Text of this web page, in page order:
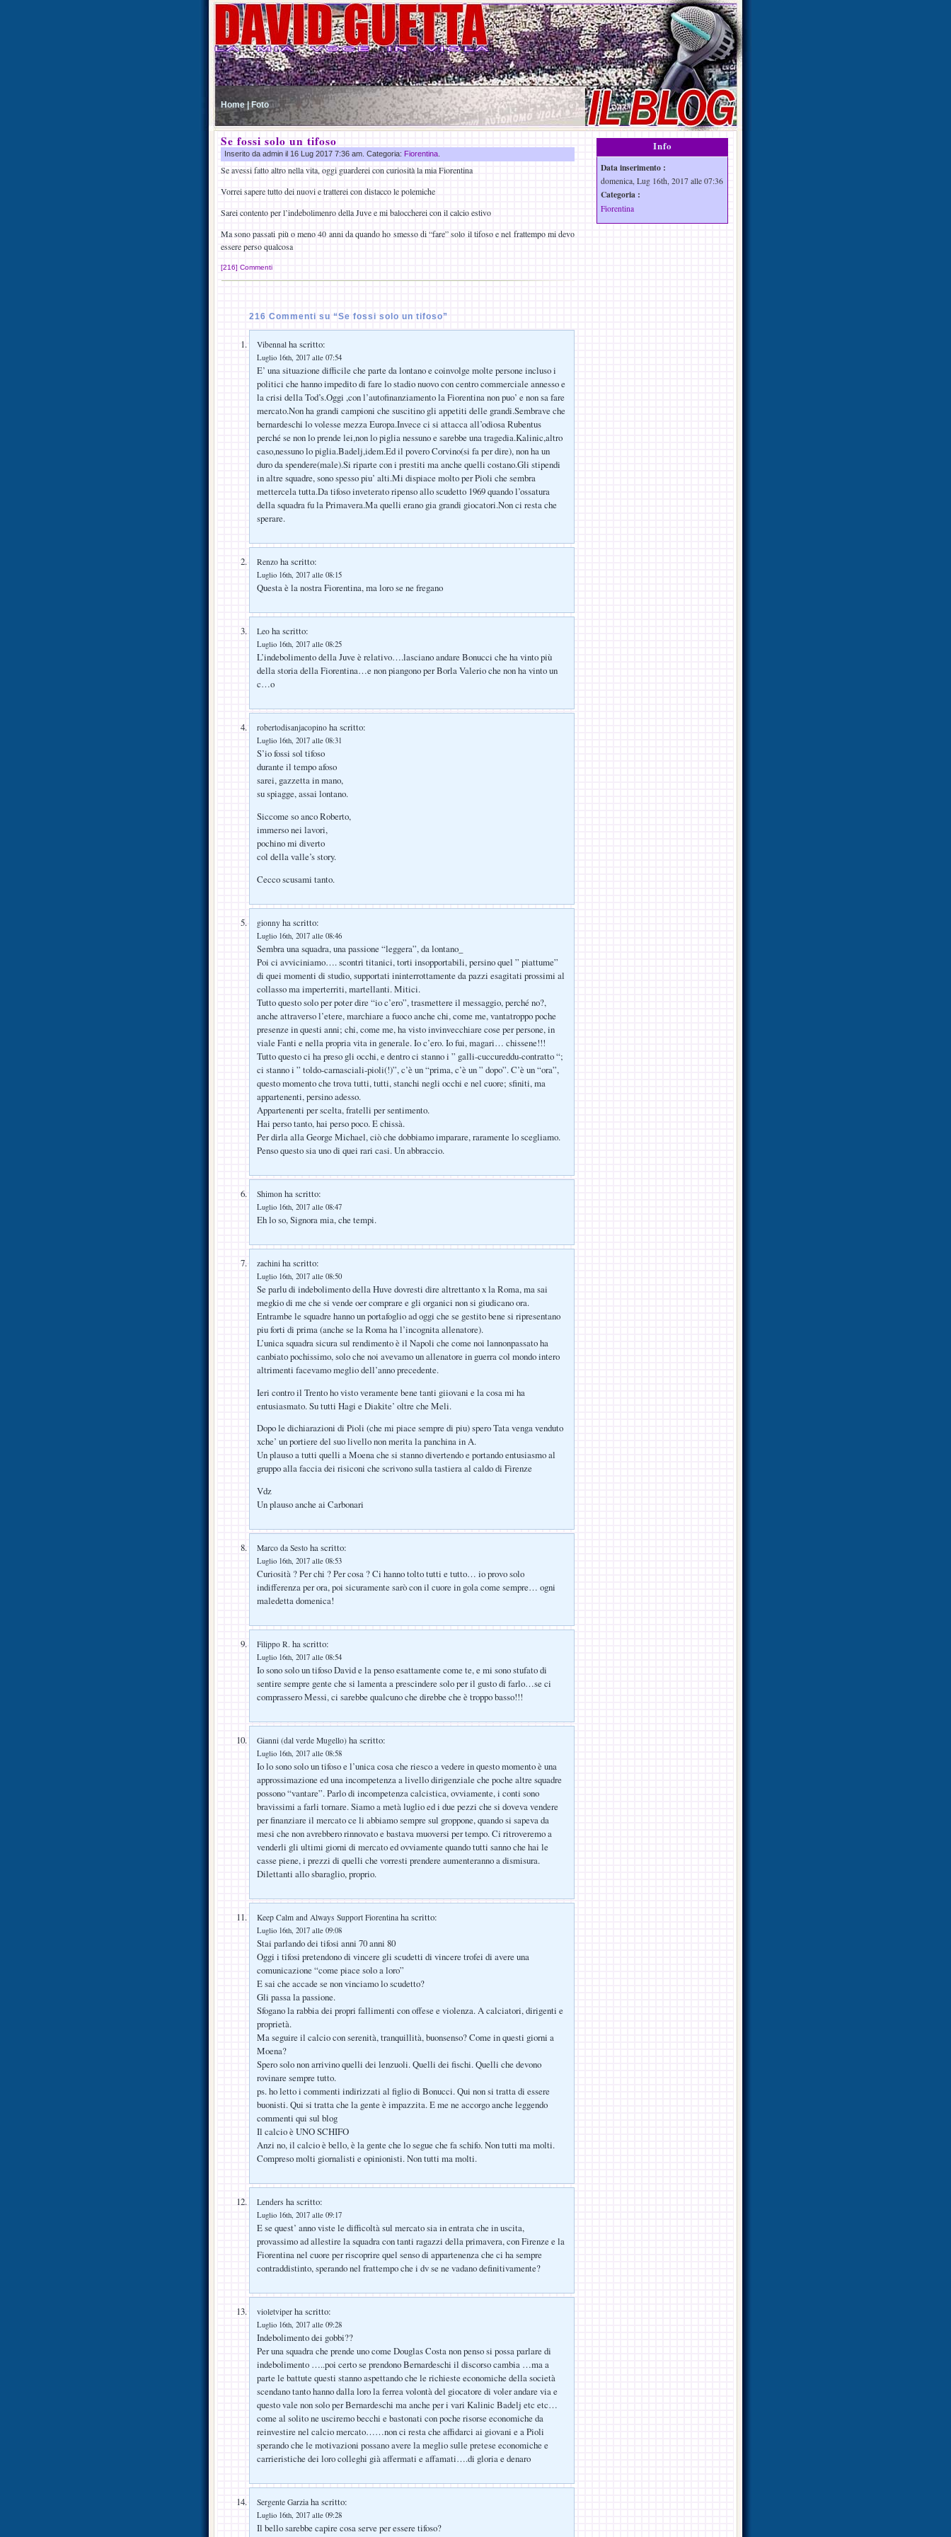
Home | Foto
Se fossi solo un tifoso
Inserito da admin il 16 Lug 2017 7:36 am. Categoria: Fiorentina
Se avessi fatto altro nella vita, oggi guarderei con curiosità la mia Fiorentina
Vorrei sapere tutto dei nuovi e tratterei con distacco le polemiche
Sarei contento per l’indebolimenro della Juve e mi baloccherei con il calcio estivo
Ma sono passati più o meno 40 anni da quando ho smesso di “fare” solo il tifoso e nel frattempo mi devo
essere perso qualcosa
[216] Commenti
216 Commenti su “Se fossi solo un tifoso”
Vibennal ha scritto:
Luglio 16th, 2017 alle 07:54
E’ una situazione difficile che parte da lontano e coinvolge molte persone incluso i
politici che hanno impedito di fare lo stadio nuovo con centro commerciale annesso e
la crisi della Tod’s.Oggi ,con l’autofinanziamento la Fiorentina non puo’ e non sa fare
mercato.Non ha grandi campioni che suscitino gli appetiti delle grandi.Sembrave che
bernardeschi lo volesse mezza Europa.Invece ci si attacca all’odiosa Rubentus
perché se non lo prende lei,non lo piglia nessuno e sarebbe una tragedia.Kalinic,altro
caso,nessuno lo piglia.Badelj,idem.Ed il povero Corvino(si fa per dire), non ha un
duro da spendere(male).Si riparte con i prestiti ma anche quelli costano.Gli stipendi
in altre squadre, sono spesso piu’ alti.Mi dispiace molto per Pioli che sembra
mettercela tutta.Da tifoso inveterato ripenso allo scudetto 1969 quando l’ossatura
della squadra fu la Primavera.Ma quelli erano gia grandi giocatori.Non ci resta che
sperare.
Renzo ha scritto:
Luglio 16th, 2017 alle 08:15
Questa è la nostra Fiorentina, ma loro se ne fregano
Leo ha scritto:
Luglio 16th, 2017 alle 08:25
L’indebolimento della Juve è relativo….lasciano andare Bonucci che ha vinto più
della storia della Fiorentina…e non piangono per Borla Valerio che non ha vinto un
c…o
robertodisanjacopino ha scritto:
Luglio 16th, 2017 alle 08:31
S’io fossi sol tifoso
durante il tempo afoso
sarei, gazzetta in mano,
su spiagge, assai lontano.
Siccome so anco Roberto,
immerso nei lavori,
pochino mi diverto
col della valle’s story.
Cecco scusami tanto.
gionny ha scritto:
Luglio 16th, 2017 alle 08:46
Sembra una squadra, una passione “leggera”, da lontano_
Poi ci avviciniamo…. scontri titanici, torti insopportabili, persino quel ” piattume”
di quei momenti di studio, supportati ininterrottamente da pazzi esagitati prossimi al
collasso ma imperterriti, martellanti. Mitici.
Tutto questo solo per poter dire “io c’ero”, trasmettere il messaggio, perché no?,
anche attraverso l’etere, marchiare a fuoco anche chi, come me, vantatroppo poche
presenze in questi anni; chi, come me, ha visto invinvecchiare cose per persone, in
viale Fanti e nella propria vita in generale. Io c’ero. Io fui, magari… chissene!!!
Tutto questo ci ha preso gli occhi, e dentro ci stanno i ” galli-cuccureddu-contratto “;
ci stanno i ” toldo-carnasciali-pioli(!)”, c’è un “prima, c’è un ” dopo”. C’è un “ora”,
questo momento che trova tutti, tutti, stanchi negli occhi e nel cuore; sfiniti, ma
appartenenti, persino adesso.
Appartenenti per scelta, fratelli per sentimento.
Hai perso tanto, hai perso poco. E chissà.
Per dirla alla George Michael, ciò che dobbiamo imparare, raramente lo scegliamo.
Penso questo sia uno di quei rari casi. Un abbraccio.
Shimon ha scritto:
Luglio 16th, 2017 alle 08:47
Eh lo so, Signora mia, che tempi.
zachini ha scritto:
Luglio 16th, 2017 alle 08:50
Se parlu di indebolimento della Huve dovresti dire altrettanto x la Roma, ma sai
megkio di me che si vende oer comprare e gli organici non si giudicano ora.
Entrambe le squadre hanno un portafoglio ad oggi che se gestito bene si ripresentano
piu forti di prima (anche se la Roma ha l’incognita allenatore).
L’unica squadra sicura sul rendimento è il Napoli che come noi lannonpassato ha
canbiato pochissimo, solo che noi avevamo un allenatore in guerra col mondo intero
altrimenti facevamo meglio dell’anno precedente.
Ieri contro il Trento ho visto veramente bene tanti giiovani e la cosa mi ha
entusiasmato. Su tutti Hagi e Diakite’ oltre che Meli.
Dopo le dichiarazioni di Pioli (che mi piace sempre di piu) spero Tata venga venduto
xche’ un portiere del suo livello non merita la panchina in A.
Un plauso a tutti quelli a Moena che si stanno divertendo e portando entusiasmo al
gruppo alla faccia dei risiconi che scrivono sulla tastiera al caldo di Firenze
Vdz
Un plauso anche ai Carbonari
Marco da Sesto ha scritto:
Luglio 16th, 2017 alle 08:53
Curiosità ? Per chi ? Per cosa ? Ci hanno tolto tutti e tutto… io provo solo
indifferenza per ora, poi sicuramente sarò con il cuore in gola come sempre… ogni
maledetta domenica!
Filippo R. ha scritto:
Luglio 16th, 2017 alle 08:54
Io sono solo un tifoso David e la penso esattamente come te, e mi sono stufato di
sentire sempre gente che si lamenta a prescindere solo per il gusto di farlo…se ci
comprassero Messi, ci sarebbe qualcuno che direbbe che è troppo basso!!!
Gianni (dal verde Mugello) ha scritto:
Luglio 16th, 2017 alle 08:58
Io lo sono solo un tifoso e l’unica cosa che riesco a vedere in questo momento è una
approssimazione ed una incompetenza a livello dirigenziale che poche altre squadre
possono “vantare”. Parlo di incompetenza calcistica, ovviamente, i conti sono
bravissimi a farli tornare. Siamo a metà luglio ed i due pezzi che si doveva vendere
per finanziare il mercato ce li abbiamo sempre sul groppone, quando si sapeva da
mesi che non avrebbero rinnovato e bastava muoversi per tempo. Ci ritroveremo a
venderli gli ultimi giorni di mercato ed ovviamente quando tutti sanno che hai le
casse piene, i prezzi di quelli che vorresti prendere aumenteranno a dismisura.
Dilettanti allo sbaraglio, proprio.
Keep Calm and Always Support Fiorentina ha scritto:
Luglio 16th, 2017 alle 09:08
Stai parlando dei tifosi anni 70 anni 80
Oggi i tifosi pretendono di vincere gli scudetti di vincere trofei di avere una
comunicazione “come piace solo a loro”
E sai che accade se non vinciamo lo scudetto?
Gli passa la passione.
Sfogano la rabbia dei propri fallimenti con offese e violenza. A calciatori, dirigenti e
proprietà.
Ma seguire il calcio con serenità, tranquillità, buonsenso? Come in questi giorni a
Moena?
Spero solo non arrivino quelli dei lenzuoli. Quelli dei fischi. Quelli che devono
rovinare sempre tutto.
ps. ho letto i commenti indirizzati al figlio di Bonucci. Qui non si tratta di essere
buonisti. Qui si tratta che la gente è impazzita. E me ne accorgo anche leggendo
commenti qui sul blog
Il calcio è UNO SCHIFO
Anzi no, il calcio è bello, è la gente che lo segue che fa schifo. Non tutti ma molti.
Compreso molti giornalisti e opinionisti. Non tutti ma molti.
Lenders ha scritto:
Luglio 16th, 2017 alle 09:17
E se quest’ anno viste le difficoltà sul mercato sia in entrata che in uscita,
provassimo ad allestire la squadra con tanti ragazzi della primavera, con Firenze e la
Fiorentina nel cuore per riscoprire quel senso di appartenenza che ci ha sempre
contraddistinto, sperando nel frattempo che i dv se ne vadano definitivamente?
violetviper ha scritto:
Luglio 16th, 2017 alle 09:28
Indebolimento dei gobbi??
Per una squadra che prende uno come Douglas Costa non penso si possa parlare di
indebolimento …..poi certo se prendono Bernardeschi il discorso cambia …ma a
parte le battute questi stanno aspettando che le richieste economiche della società
scendano tanto hanno dalla loro la ferrea volontà del giocatore di voler andare via e
questo vale non solo per Bernardeschi ma anche per i vari Kalinic Badelj etc etc…
come al solito ne usciremo becchi e bastonati con poche risorse economiche da
reinvestire nel calcio mercato……non ci resta che affidarci ai giovani e a Pioli
sperando che le motivazioni possano avere la meglio sulle pretese economiche e
carrieristiche dei loro colleghi già affermati e affamati….di gloria e denaro
Sergente Garzia ha scritto:
Luglio 16th, 2017 alle 09:28
Il bello sarebbe capire cosa serve per essere tifoso?
Info
Data inserimento :
domenica, Lug 16th, 2017 alle 07:36
Categoria :
Fiorentina